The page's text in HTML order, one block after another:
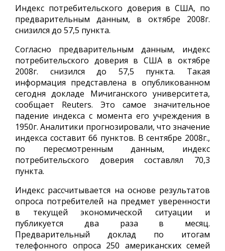
Индекс потребительского доверия в США, по
предварительным данным, в октябре 2008г.
снизился до 57,5 пункта.
Согласно предварительным данным, индекс
потребительского доверия в США в октябре
2008г. снизился до 57,5 пункта. Такая
информация представлена в опубликованном
сегодня докладе Мичиганского университета,
сообщает Reuters. Это самое значительное
падение индекса с момента его учреждения в
1950г. Аналитики прогнозировали, что значение
индекса составит 66 пунктов. В сентябре 2008г.,
по пересмотренным данным, индекс
потребительского доверия составлял 70,3
пункта.
Индекс рассчитывается на основе результатов
опроса потребителей на предмет уверенности
в текущей экономической ситуации и
публикуется два раза в месяц.
Предварительный доклад по итогам
телефонного опроса 250 американских семей